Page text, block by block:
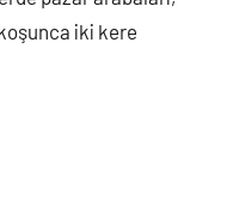
iki kere